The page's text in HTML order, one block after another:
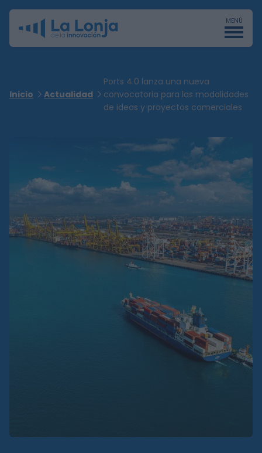
MENÚ
Inicio Actualidad
Ports 4.0 lanza una nueva
convocatoria para las modalidades
de ideas y proyectos comerciales